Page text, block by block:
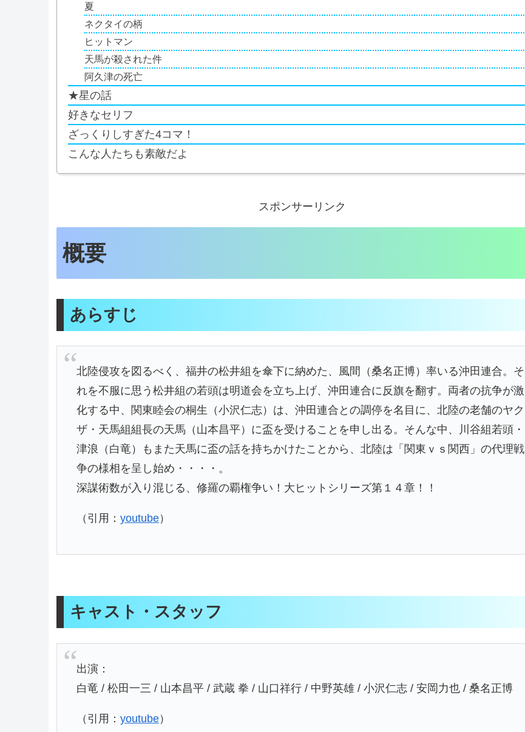
夏
ネクタイの柄
ヒットマン
天馬が殺された件
阿久津の死亡
★星の話
好きなセリフ
ざっくりしすぎた4コマ！
こんな人たちも素敵だよ
スポンサーリンク
概要
あらすじ
北陸侵攻を図るべく、福井の松井組を傘下に納めた、風間（桑名正博）率いる沖田連合。そ
れを不服に思う松井組の若頭は明道会を立ち上げ、沖田連合に反旗を翻す。両者の抗争が激
化する中、関東睦会の桐生（小沢仁志）は、沖田連合との調停を名目に、北陸の老舗のヤク
ザ・天馬組組長の天馬（山本昌平）に盃を受けることを申し出る。そんな中、川谷組若頭・
津浪（白竜）もまた天馬に盃の話を持ちかけたことから、北陸は「関東ｖｓ関西」の代理戦
争の様相を呈し始め・・・・。
深謀術数が入り混じる、修羅の覇権争い！大ヒットシリーズ第１４章！！
（引用： youtube）
キャスト・スタッフ
出演：
白竜 / 松田一三 / 山本昌平 / 武蔵 拳 / 山口祥行 / 中野英雄 / 小沢仁志 / 安岡力也 / 桑名正博
（引用： youtube）